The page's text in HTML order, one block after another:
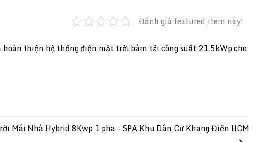
Đánh giá featured_item này!
thiện hệ thống điện mặt trời bám tải công suất 21.5kWp cho
Mái Nhà Hybrid 8Kwp 1 pha – SPA Khu Dân Cư Khang Điền HCM